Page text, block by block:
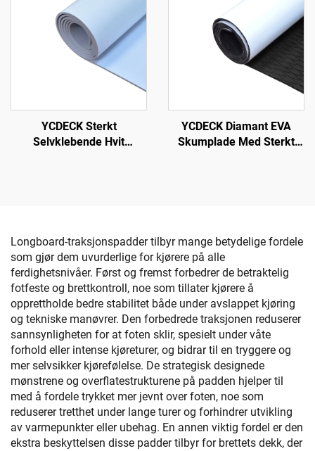
Helm Pad RV Gulv
Selvfast Golv for Jon Båter
Yacht Golv
YCDECK Sterkt
Selvklebende Hvit
YCDECK Diamant EVA
Skumplade Med Sterkt
Longboard-traksjonspadder tilbyr mange betydelige fordele
som gjør dem uvurderlige for kjørere på alle
ferdighetsnivåer. Først og fremst forbedrer de betraktelig
fotfeste og brettkontroll, noe som tillater kjørere å
opprettholde bedre stabilitet både under avslappet kjøring
og tekniske manøvrer. Den forbedrede traksjonen reduserer
sannsynligheten for at foten sklir, spesielt under våte
forhold eller intense kjøreturer, og bidrar til en tryggere og
mer selvsikker kjørefølelse. De strategisk designede
mønstrene og overflatestrukturene på padden hjelper til
med å fordele trykket mer jevnt over foten, noe som
reduserer tretthet under lange turer og forhindrer utvikling
av varmepunkter eller ubehag. En annen viktig fordel er den
ekstra beskyttelsen disse padder tilbyr for brettets dekk, der